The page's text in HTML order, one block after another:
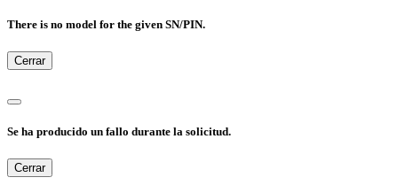
There is no model for the given SN/PIN.
Cerrar
Se ha producido un fallo durante la solicitud.
Cerrar